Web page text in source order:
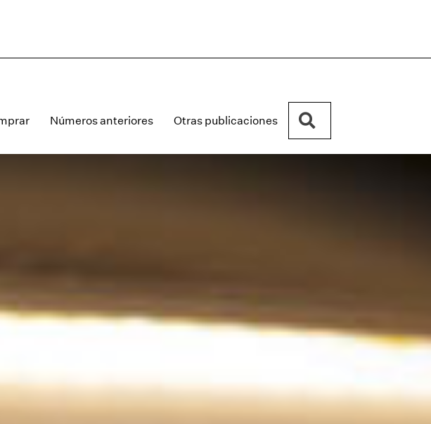
Números anteriores Otras publicaciones